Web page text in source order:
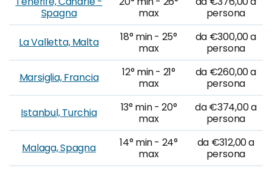
Spagna
max
persona
La Valletta, Malta
18° min - 25°
max
da €300,00 a
persona
Marsiglia, Francia
12° min - 21°
max
da €260,00 a
persona
Istanbul, Turchia
13° min - 20°
max
da €374,00 a
persona
Malaga, Spagna
14° min - 24°
max
da €312,00 a
persona